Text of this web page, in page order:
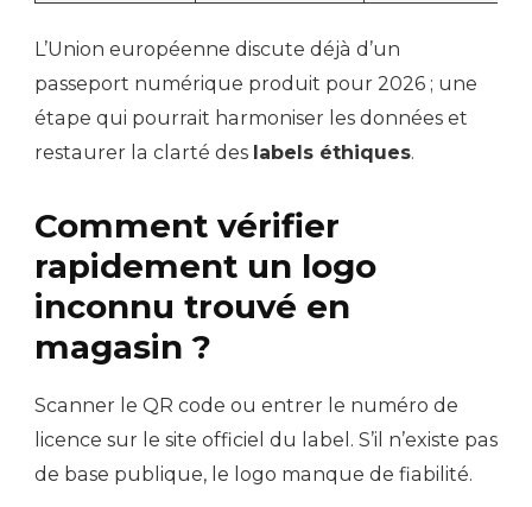
L’Union européenne discute déjà d’un
passeport numérique produit pour 2026 ; une
étape qui pourrait harmoniser les données et
restaurer la clarté des labels éthiques.
Comment vérifier
rapidement un logo
inconnu trouvé en
magasin ?
Scanner le QR code ou entrer le numéro de
licence sur le site officiel du label. S’il n’existe pas
de base publique, le logo manque de fiabilité.